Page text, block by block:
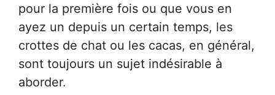
pour la première fois ou que vous en
ayez un depuis un certain temps, les
crottes de chat ou les cacas, en général,
sont toujours un sujet indésirable à
aborder.